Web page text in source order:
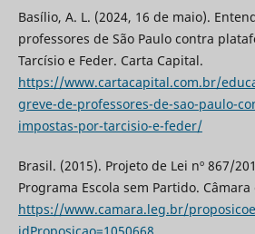
Basílio, A. L. (2024, 16 de maio).
professores de São Paulo contra
Tarcísio e Feder. Carta Capital.
https://www.cartacapital.com.br/
greve-de-professores-de-sao-paulo-
impostas-por-tarcisio-e-feder/
Brasil. (2015). Projeto de Lei nº 867/
Programa Escola sem Partido.
https://www.camara.leg.br/